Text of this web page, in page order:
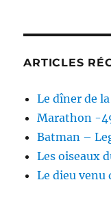
ARTICLES
Le dîner de
Marathon -
Batman –
Les oiseaux
Le dieu venu